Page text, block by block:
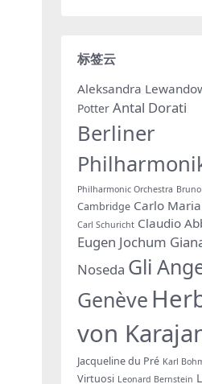
标签云
Aleksandra
Potter Antal Dorati
Berliner
Philharmonic Orchestra
Cambridge Carlo
Carl Schuricht Claudio
Eugen Jochum
Noseda Gli
Genève
von
Jacqueline du Pré Karl
Virtuosi Leonard Bernstein